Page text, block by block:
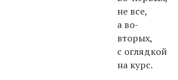
не все,
а во-
вторых,
с оглядкой
на курс.